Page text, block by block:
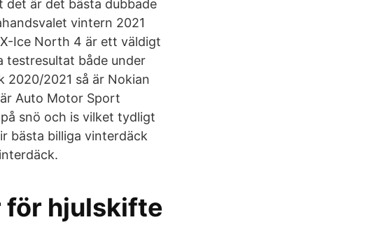
det är det bästa dubbade
vintern 2021
Ice North 4 är ett väldigt
testresultat både under
2020/2021 så är Nokian
Auto Motor Sport
snö och is vilket tydligt
bästa billiga vinterdäck
för hjulskifte